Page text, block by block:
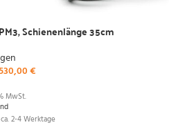
Schienenlänge 35cm
€
MwSt.
2-4 Werktage